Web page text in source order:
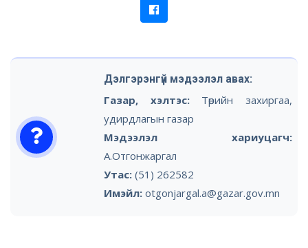
Дэлгэрэнгүй мэдээлэл авах:
Газар, хэлтэс: Төрийн захиргаа,
удирдлагын газар
Мэдээлэл хариуцагч:
А.Отгонжаргал
Утас: (51) 262582
Имэйл: otgonjargal.a@gazar.gov.mn